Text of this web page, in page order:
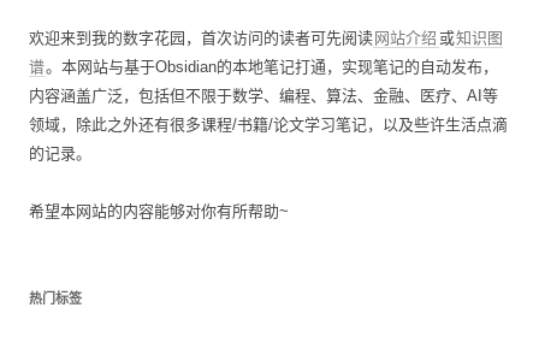
欢迎来到我的数字花园，首次访问的读者可先阅读 网站介绍 或知识图
谱。本网站与基于Obsidian的本地笔记打通，实现笔记的自动发布，
内容涵盖广泛，包括但不限于数学、编程、算法、金融、医疗、AI等
领域，除此之外还有很多课程/书籍/论文学习笔记，以及些许生活点滴
的记录。
希望本网站的内容能够对你有所帮助~
热门标签